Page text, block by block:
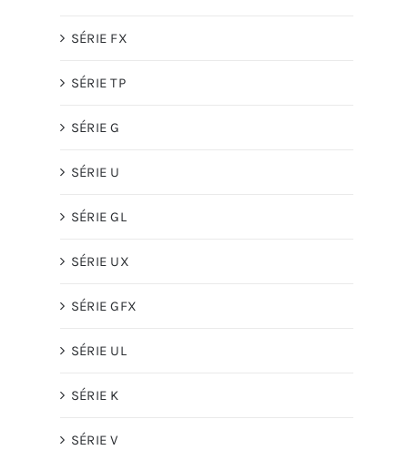
SÉRIE FX
SÉRIE TP
SÉRIE G
SÉRIE U
SÉRIE GL
SÉRIE UX
SÉRIE GFX
SÉRIE UL
SÉRIE K
SÉRIE V